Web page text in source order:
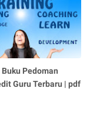
Pedoman
Guru Terbaru | pdf